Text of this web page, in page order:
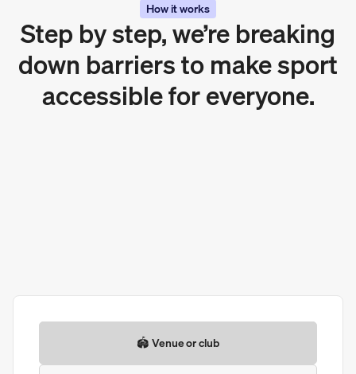
How it works
Step by step, we’re breaking
down barriers to make sport
accessible for everyone.
🏟️ Venue or club